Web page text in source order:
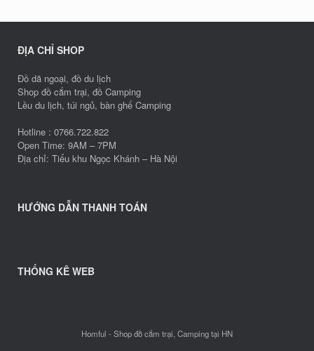
ĐỊA CHỈ SHOP
Đồ dã ngoại, đồ du lịch
Shop đồ cắm trại, đồ Camping
Lều du lịch, túi ngủ, bàn ghế Camping
Hotline : 0766.722.822
Open Time: 9AM – 7PM
Địa chỉ: Tiểu khu Ngọc Khánh – Hà Nội
HƯỚNG DẪN THANH TOÁN
THỐNG KÊ WEB
Homful - Shop đồ cắm trại, Camping tại HN